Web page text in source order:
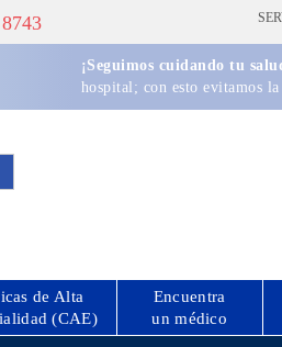
¡Seguimos cuidando tu
hospital; con esto evitamos
de Alta
(CAE)
Encuentra
un médico